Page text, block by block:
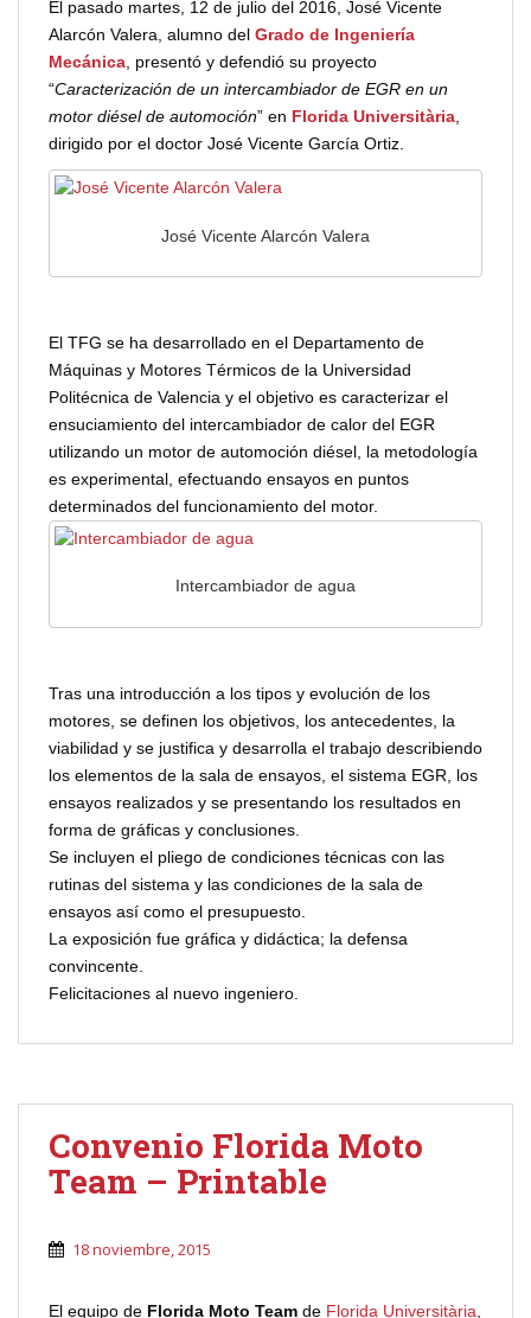
El pasado martes, 12 de julio del 2016, José Vicente
Alarcón Valera, alumno del Grado de Ingeniería
Mecánica, presentó y defendió su proyecto
“Caracterización de un intercambiador de EGR en un
motor diésel de automoción” en Florida Universitària,
dirigido por el doctor José Vicente García Ortiz.
José Vicente Alarcón Valera
El TFG se ha desarrollado en el Departamento de
Máquinas y Motores Térmicos de la Universidad
Politécnica de Valencia y el objetivo es caracterizar el
ensuciamiento del intercambiador de calor del EGR
utilizando un motor de automoción diésel, la metodología
es experimental, efectuando ensayos en puntos
determinados del funcionamiento del motor.
Intercambiador de agua
Tras una introducción a los tipos y evolución de los
motores, se definen los objetivos, los antecedentes, la
viabilidad y se justifica y desarrolla el trabajo describiendo
los elementos de la sala de ensayos, el sistema EGR, los
ensayos realizados y se presentando los resultados en
forma de gráficas y conclusiones.
Se incluyen el pliego de condiciones técnicas con las
rutinas del sistema y las condiciones de la sala de
ensayos así como el presupuesto.
La exposición fue gráfica y didáctica; la defensa
convincente.
Felicitaciones al nuevo ingeniero.
Convenio Florida Moto
Team – Printable
18 noviembre, 2015
El equipo de Florida Moto Team de Florida Universitària